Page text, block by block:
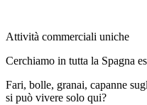
Attività commerciali uniche
Cerchiamo in tutta la Spagna
Fari, bolle, granai, capanne
si può vivere solo qui?